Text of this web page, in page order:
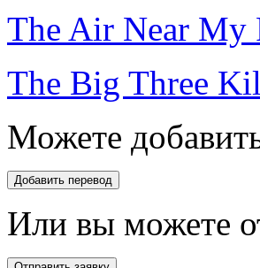
The Air Near My
The Big Three
Можете
Или вы можете